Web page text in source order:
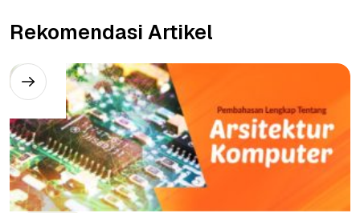
Rekomendasi Artikel